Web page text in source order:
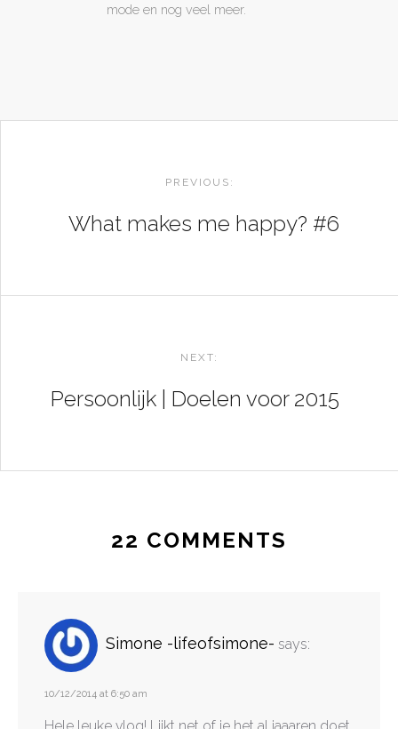
mode en nog veel meer.
NAVIGATION
PREVIOUS:
What makes me happy? #6
NEXT:
Persoonlijk | Doelen voor 2015
22 COMMENTS
Simone -lifeofsimone- says:
10/12/2014 at 6:50 am